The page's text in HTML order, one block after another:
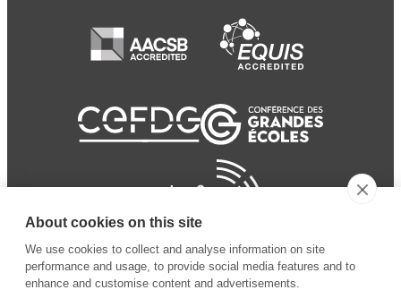
About cookies on this site
We use cookies to collect and analyse information on site
performance and usage, to provide social media features and to
enhance and customise content and advertisements.